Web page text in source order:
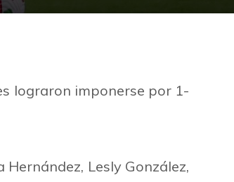
lograron imponerse por 1-
Lesly González,